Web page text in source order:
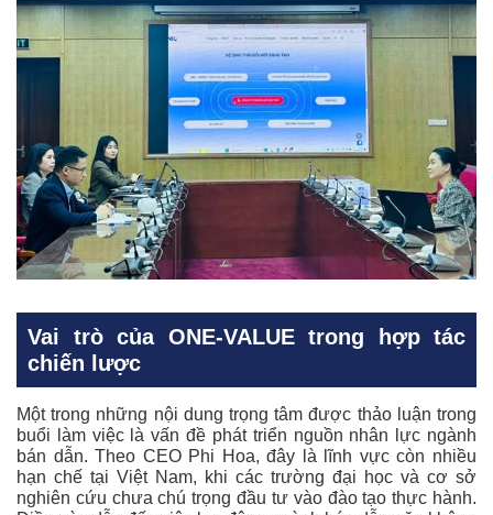
Vai trò của ONE-VALUE trong hợp tác
chiến lược
Một trong những nội dung trọng tâm được thảo luận trong
buổi làm việc là vấn đề phát triển nguồn nhân lực ngành
bán dẫn. Theo CEO Phi Hoa, đây là lĩnh vực còn nhiều
hạn chế tại Việt Nam, khi các trường đại học và cơ sở
nghiên cứu chưa chú trọng đầu tư vào đào tạo thực hành.